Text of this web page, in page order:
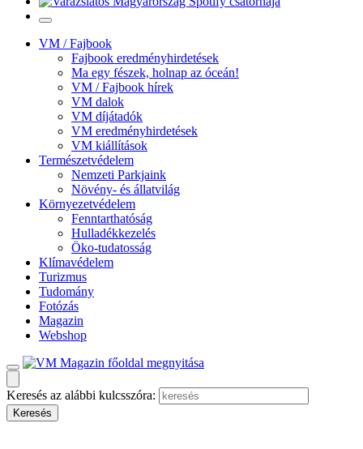
VM / Fajbook
Fajbook eredményhirdetések
Ma egy fészek, holnap az óceán!
VM / Fajbook hírek
VM dalok
VM díjátadók
VM eredményhirdetések
VM kiállítások
Természetvédelem
Nemzeti Parkjaink
Növény- és állatvilág
Környezetvédelem
Fenntarthatóság
Hulladékkezelés
Öko-tudatosság
Klímavédelem
Turizmus
Tudomány
Fotózás
Magazin
Webshop
Keresés az alábbi kulcsszóra: